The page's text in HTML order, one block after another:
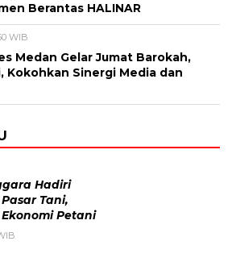
Berantas HALINAR
WIB
Medan Gelar Jumat Barokah,
Kokohkan Sinergi Media dan
Hadiri
Tani,
Petani